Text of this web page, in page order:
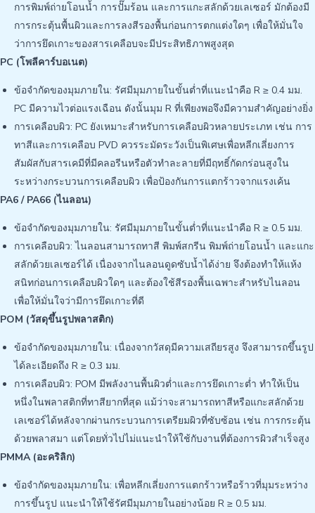
การพิมพ์ถ่ายโอนน้ำ การปั๊มร้อน และการแกะสลักด้วยเลเซอร์ มักต้องมี
การกระตุ้นพื้นผิวและการลงสีรองพื้นก่อนการตกแต่งใดๆ เพื่อให้มั่นใจ
ว่าการยึดเกาะของสารเคลือบจะมีประสิทธิภาพสูงสุด
PC (โพลีคาร์บอเนต)
ข้อจำกัดของมุมภายใน: รัศมีมุมภายในขั้นต่ำที่แนะนำคือ R ≥ 0.4 มม.
PC มีความไวต่อแรงเฉือน ดังนั้นมุม R ที่เพียงพอจึงมีความสำคัญอย่างยิ่ง
การเคลือบผิว: PC ยังเหมาะสำหรับการเคลือบผิวหลายประเภท เช่น การ
ทาสีและการเคลือบ PVD ควรระมัดระวังเป็นพิเศษเพื่อหลีกเลี่ยงการ
สัมผัสกับสารเคมีที่มีคลอรีนหรือตัวทำละลายที่มีฤทธิ์กัดกร่อนสูงใน
ระหว่างกระบวนการเคลือบผิว เพื่อป้องกันการแตกร้าวจากแรงเค้น
PA6 / PA66 (ไนลอน)
ข้อจำกัดของมุมภายใน: รัศมีมุมภายในขั้นต่ำที่แนะนำคือ R ≥ 0.5 มม.
การเคลือบผิว: ไนลอนสามารถทาสี พิมพ์สกรีน พิมพ์ถ่ายโอนน้ำ และแกะ
สลักด้วยเลเซอร์ได้ เนื่องจากไนลอนดูดซับน้ำได้ง่าย จึงต้องทำให้แห้ง
สนิทก่อนการเคลือบผิวใดๆ และต้องใช้สีรองพื้นเฉพาะสำหรับไนลอน
เพื่อให้มั่นใจว่ามีการยึดเกาะที่ดี
POM (วัสดุขึ้นรูปพลาสติก)
ข้อจำกัดของมุมภายใน: เนื่องจากวัสดุมีความเสถียรสูง จึงสามารถขึ้นรูป
ได้ละเอียดถึง R ≥ 0.3 มม.
การเคลือบผิว: POM มีพลังงานพื้นผิวต่ำและการยึดเกาะต่ำ ทำให้เป็น
หนึ่งในพลาสติกที่ทาสียากที่สุด แม้ว่าจะสามารถทาสีหรือแกะสลักด้วย
เลเซอร์ได้หลังจากผ่านกระบวนการเตรียมผิวที่ซับซ้อน เช่น การกระตุ้น
ด้วยพลาสมา แต่โดยทั่วไปไม่แนะนำให้ใช้กับงานที่ต้องการผิวสำเร็จสูง
PMMA (อะคริลิก)
ข้อจำกัดของมุมภายใน: เพื่อหลีกเลี่ยงการแตกร้าวหรือร้าวที่มุมระหว่าง
การขึ้นรูป แนะนำให้ใช้รัศมีมุมภายในอย่างน้อย R ≥ 0.5 มม.